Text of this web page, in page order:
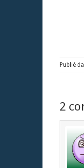
Publié
2